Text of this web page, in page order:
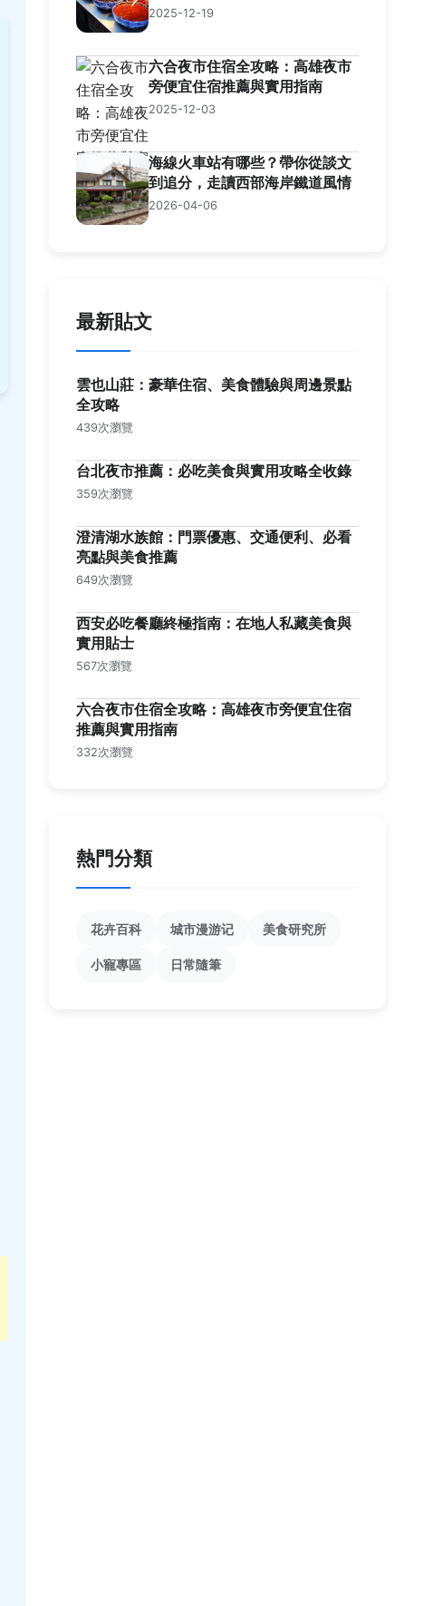
2025-12-19
六合夜市住宿全攻略：高雄夜市
旁便宜住宿推薦與實用指南
2025-12-03
海線火車站有哪些？帶你從談文
到追分，走讀西部海岸鐵道風情
2026-04-06
最新貼文
雲也山莊：豪華住宿、美食體驗與周邊景點
全攻略
439次瀏覽
台北夜市推薦：必吃美食與實用攻略全收錄
359次瀏覽
澄清湖水族館：門票優惠、交通便利、必看
亮點與美食推薦
649次瀏覽
西安必吃餐廳終極指南：在地人私藏美食與
實用貼士
567次瀏覽
六合夜市住宿全攻略：高雄夜市旁便宜住宿
推薦與實用指南
332次瀏覽
熱門分類
花卉百科 城市漫游记 美食研究所
小寵專區 日常隨筆